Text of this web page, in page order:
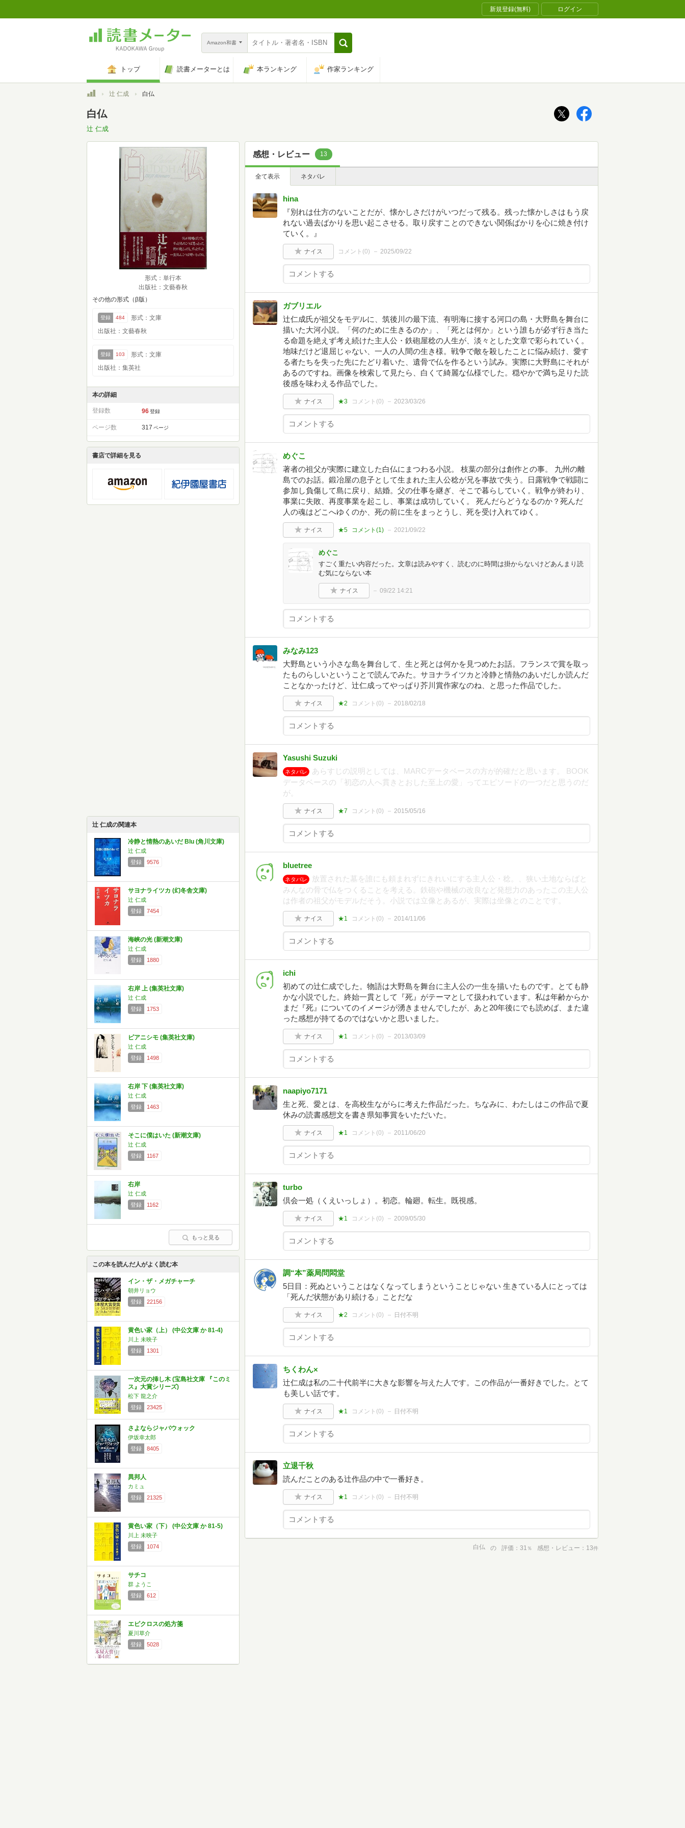
新規登録(無料) ログイン
Amazon和書
トップ 読書メーターとは 本ランキング 作家ランキング
トップ辻 仁成 白仏
白仏
辻 仁成
形式：単行本
出版社：文藝春秋
その他の形式（β版）
登録 484
形式：文庫
出版社：文藝春秋
登録 103
形式：文庫
出版社：集英社
本の詳細
登録数 96 登録
ページ数 317 ページ
書店で詳細を見る
辻 仁成の関連本
冷静と情熱のあいだ Blu (角川文庫)
辻 仁成
登録
9576
サヨナライツカ (幻冬舎文庫)
辻 仁成
登録
7454
海峡の光 (新潮文庫)
辻 仁成
登録
1880
右岸 上 (集英社文庫)
辻 仁成
登録
1753
ピアニシモ (集英社文庫)
辻 仁成
登録
1498
右岸 下 (集英社文庫)
辻 仁成
登録
1463
そこに僕はいた (新潮文庫)
辻 仁成
登録
1167
右岸
辻 仁成
登録
1162
もっと見る
この本を読んだ人がよく読む本
イン・ザ・メガチャーチ
朝井リョウ
登録
22156
黄色い家（上） (中公文庫 か 81-4)
川上 未映子
登録
1301
一次元の挿し木 (宝島社文庫 『このミ
ス』大賞シリーズ)
松下 龍之介
登録
23425
さよならジャバウォック
伊坂幸太郎
登録
8405
異邦人
カミュ
登録
21325
黄色い家（下） (中公文庫 か 81-5)
川上 未映子
登録
1074
サチコ
群 ようこ
登録
612
エピクロスの処方箋
夏川草介
登録
5028
感想・レビュー 13
全て表示 ネタバレ
hina
『別れは仕方のないことだが、懐かしさだけがいつだって残る。残った懐かしさはもう戻
れない過去ばかりを思い起こさせる。取り戻すことのできない関係ばかりを心に焼き付け
ていく。』
ナイス コメント(0) 2025/09/22
ガブリエル
辻仁成氏が祖父をモデルに、筑後川の最下流、有明海に接する河口の島・大野島を舞台に
描いた大河小説。「何のために生きるのか」、「死とは何か」という誰もが必ず行き当た
る命題を絶えず考え続けた主人公・鉄砲屋稔の人生が、淡々とした文章で彩られていく。
地味だけど退屈じゃない、一人の人間の生き様。戦争で敵を殺したことに悩み続け、愛す
る者たちを失った先にたどり着いた、遺骨で仏を作るという試み。実際に大野島にそれが
あるのですね。画像を検索して見たら、白くて綺麗な仏様でした。穏やかで満ち足りた読
後感を味わえる作品でした。
ナイス ★3 コメント(0) 2023/03/26
めぐこ
著者の祖父が実際に建立した白仏にまつわる小説。 枝葉の部分は創作との事。 九州の離
島でのお話。鍛冶屋の息子として生まれた主人公稔が兄を事故で失う。日露戦争で戦闘に
参加し負傷して島に戻り、結婚。父の仕事を継ぎ、そこで暮らしていく。戦争が終わり、
事業に失敗、再度事業を起こし、事業は成功していく。 死んだらどうなるのか？死んだ
人の魂はどこへゆくのか、死の前に生をまっとうし、死を受け入れてゆく。
ナイス ★5 コメント(1) 2021/09/22
めぐこ
すごく重たい内容だった。文章は読みやすく、読むのに時間は掛からないけどあんまり読
む気にならない本
ナイス 09/22 14:21
みなみ123
大野島という小さな島を舞台して、生と死とは何かを見つめたお話。フランスで賞を取っ
たものらしいということで読んでみた。サヨナライツカと冷静と情熱のあいだしか読んだ
ことなかったけど、辻仁成ってやっぱり芥川賞作家なのね、と思った作品でした。
ナイス ★2 コメント(0) 2018/02/18
Yasushi Suzuki
ネタバレ
あらすじの説明としては、MARCデータベースの方が的確だと思います。 BOOK
データベースの「初恋の人へ貫きとおした至上の愛」ってエピソードの一つだと思うのだ
が。
ナイス ★7 コメント(0) 2015/05/16
bluetree
ネタバレ
放置された墓を誰にも頼まれずにきれいにする主人公・稔。、狭い土地ならばと
みんなの骨で仏をつくることを考える。鉄砲や機械の改良など発想力のあったこの主人公
は作者の祖父がモデルだそう。小説では立像とあるが、実際は坐像とのことです。
ナイス ★1 コメント(0) 2014/11/06
ichi
初めての辻仁成でした。物語は大野島を舞台に主人公の一生を描いたものです。とても静
かな小説でした。終始一貫として『死』がテーマとして扱われています。私は年齢からか
まだ『死』についてのイメージが湧きませんでしたが、あと20年後にでも読めば、また違
った感想が持てるのではないかと思いました。
ナイス ★1 コメント(0) 2013/03/09
naapiyo7171
生と死、愛とは、を高校生ながらに考えた作品だった。ちなみに、わたしはこの作品で夏
休みの読書感想文を書き県知事賞をいただいた。
ナイス ★1 コメント(0) 2011/06/20
turbo
倶会一処（くえいっしょ）。初恋。輪廻。転生。既視感。
ナイス ★1 コメント(0) 2009/05/30
調“本”薬局問悶堂
5日目：死ぬということはなくなってしまうということじゃない 生きている人にとっては
「死んだ状態があり続ける」ことだな
ナイス ★2 コメント(0) 日付不明
ちくわん×
辻仁成は私の二十代前半に大きな影響を与えた人です。この作品が一番好きでした。とて
も美しい話です。
ナイス ★1 コメント(0) 日付不明
立退千秋
読んだことのある辻作品の中で一番好き。
ナイス ★1 コメント(0) 日付不明
白仏 の 評価 31 ％ 感想・レビュー 13件